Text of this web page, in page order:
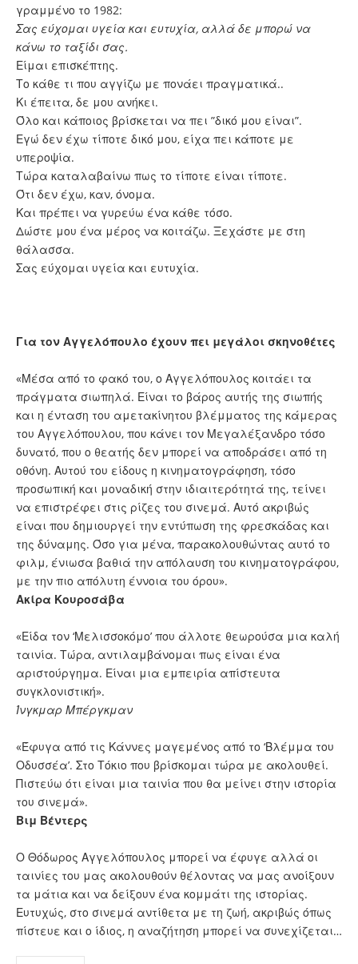
γραμμένο το 1982:
Σας εύχομαι υγεία και ευτυχία, αλλά δε μπορώ να
κάνω το ταξίδι σας.
Είμαι επισκέπτης.
Το κάθε τι που αγγίζω με πονάει πραγματικά..
Κι έπειτα, δε μου ανήκει.
Όλο και κάποιος βρίσκεται να πει ”δικό μου είναι”.
Εγώ δεν έχω τίποτε δικό μου, είχα πει κάποτε με
υπεροψία.
Τώρα καταλαβαίνω πως το τίποτε είναι τίποτε.
Ότι δεν έχω, καν, όνομα.
Και πρέπει να γυρεύω ένα κάθε τόσο.
Δώστε μου ένα μέρος να κοιτάζω. Ξεχάστε με στη
θάλασσα.
Σας εύχομαι υγεία και ευτυχία.
Για τον Αγγελόπουλο έχουν πει μεγάλοι σκηνοθέτες
«Μέσα από το φακό του, ο Αγγελόπουλος κοιτάει τα
πράγματα σιωπηλά. Είναι το βάρος αυτής της σιωπής
και η ένταση του αμετακίνητου βλέμματος της κάμερας
του Αγγελόπουλου, που κάνει τον Μεγαλέξανδρο τόσο
δυνατό, που ο θεατής δεν μπορεί να αποδράσει από τη
οθόνη. Αυτού του είδους η κινηματογράφηση, τόσο
προσωπική και μοναδική στην ιδιαιτερότητά της, τείνει
να επιστρέφει στις ρίζες του σινεμά. Αυτό ακριβώς
είναι που δημιουργεί την εντύπωση της φρεσκάδας και
της δύναμης. Όσο για μένα, παρακολουθώντας αυτό το
φιλμ, ένιωσα βαθιά την απόλαυση του κινηματογράφου,
με την πιο απόλυτη έννοια του όρου».
Ακίρα Κουροσάβα
«Είδα τον ‘Μελισσοκόμο’ που άλλοτε θεωρούσα μια καλή
ταινία. Τώρα, αντιλαμβάνομαι πως είναι ένα
αριστούργημα. Είναι μια εμπειρία απίστευτα
συγκλονιστική».
Ίνγκμαρ Μπέργκμαν
«Έφυγα από τις Κάννες μαγεμένος από το ‘Βλέμμα του
Οδυσσέα’. Στο Τόκιο που βρίσκομαι τώρα με ακολουθεί.
Πιστεύω ότι είναι μια ταινία που θα μείνει στην ιστορία
του σινεμά».
Βιμ Βέντερς
Ο Θόδωρος Αγγελόπουλος μπορεί να έφυγε αλλά οι
ταινίες του μας ακολουθούν θέλοντας να μας ανοίξουν
τα μάτια και να δείξουν ένα κομμάτι της ιστορίας.
Ευτυχώς, στο σινεμά αντίθετα με τη ζωή, ακριβώς όπως
πίστευε και ο ίδιος, η αναζήτηση μπορεί να συνεχίζεται…